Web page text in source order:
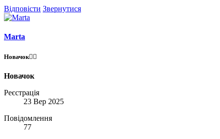
Відповісти Звернутися
Marta
Новачок😶‍🌫️
Новачок
Реєстрація
23 Вер 2025
Повідомлення
77